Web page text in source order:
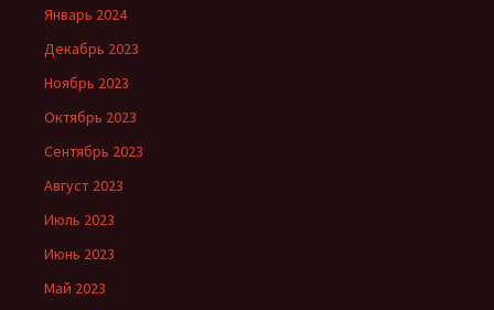
Январь 2024
Декабрь 2023
Ноябрь 2023
Октябрь 2023
Сентябрь 2023
Август 2023
Июль 2023
Июнь 2023
Май 2023